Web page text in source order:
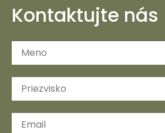
Kontaktujte nás